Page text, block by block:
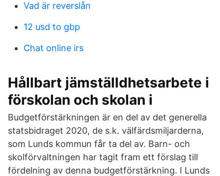
Vad är reverslån
12 usd to gbp
Chat online irs
Hållbart jämställdhetsarbete i
förskolan och skolan i
Budgetförstärkningen är en del av det generella
statsbidraget 2020, de s.k. välfärdsmiljarderna,
som Lunds kommun får ta del av. Barn- och
skolförvaltningen har tagit fram ett förslag till
fördelning av denna budgetförstärkning. I Lunds